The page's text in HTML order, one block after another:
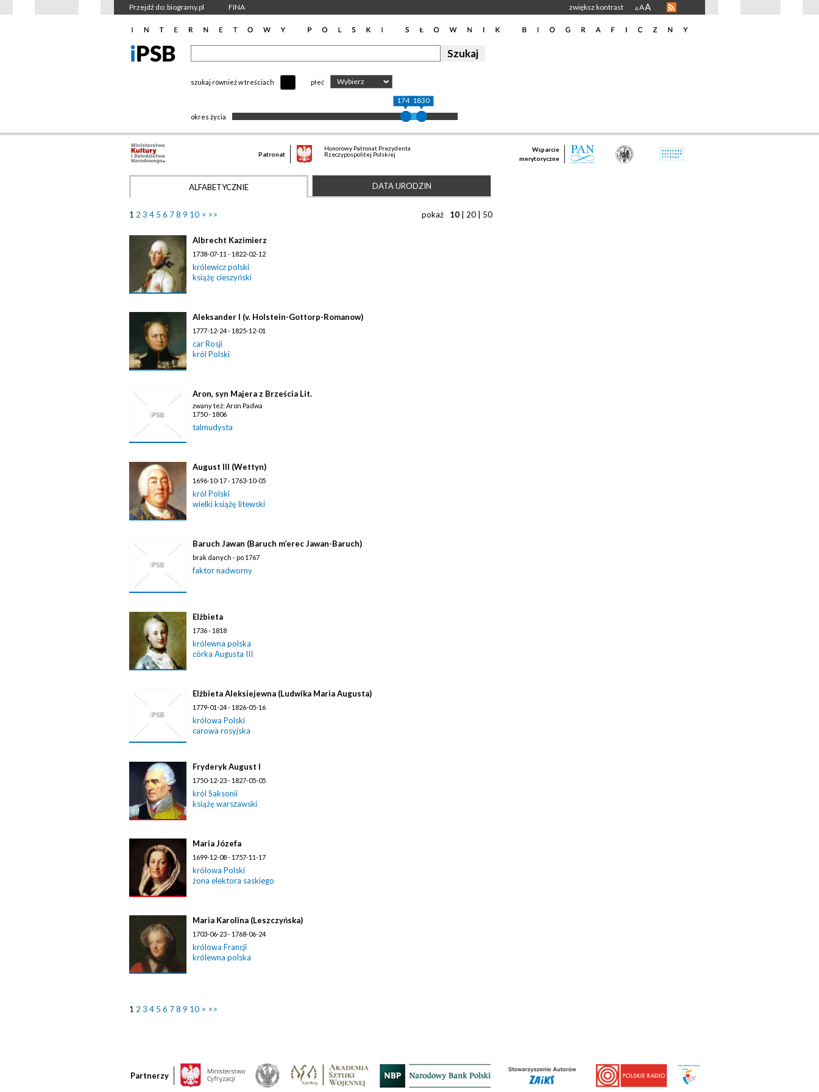
Przejdź do: biogramy.pl FINA zwiększ kontrast A AA
szukaj również w treściach płeć Wybierz
okres życia
17481830
Patronat
Honorowy Patronat Prezydenta
Rzeczypospolitej Polskiej
Wsparcie
merytoryczne
ALFABETYCZNIE DATA URODZIN
1 2 3 4 5 6 78 9 10 > >> pokaż 10 20 50
Albrecht Kazimierz
1738-07-11 - 1822-02-12
królewicz polski
książę cieszyński
Aleksander I (v. Holstein-Gottorp-Romanow)
1777-12-24 - 1825-12-01
car Rosji
król Polski
Aron, syn Majera z Brześcia Lit.
zwany też: Aron Padwa
1750 - 1806
talmudysta
August III (Wettyn)
1696-10-17 - 1763-10-05
król Polski
wielki książę litewski
Baruch Jawan (Baruch m’erec Jawan-Baruch)
brak danych - po 1767
faktor nadworny
Elżbieta
1736 - 1818
królewna polska
córka Augusta III
Elżbieta Aleksiejewna (Ludwika Maria Augusta)
1779-01-24 - 1826-05-16
królowa Polski
carowa rosyjska
Fryderyk August I
1750-12-23 - 1827-05-05
król Saksonii
książę warszawski
Maria Józefa
1699-12-08 - 1757-11-17
królowa Polski
żona elektora saskiego
Maria Karolina (Leszczyńska)
1703-06-23 - 1768-06-24
królowa Francji
królewna polska
1 2 3 4 5 6 78 9 10 > >>
Partnerzy